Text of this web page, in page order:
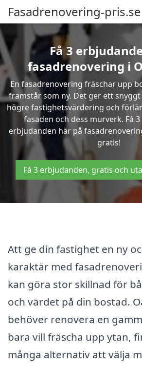
Fasadrenovering-pris.se
Få 3
fasadrenovering i
En fasadrenovering fräschar upp
framstår som ny. Det ger ett
högre fastighetsvärdering och
fasaden och dess murverk. Få
erbjudanden här på
gratis!
Få 3 erbjudanden, gratis och
Att ge din fastighet en ny
karaktär med
kan göra stor skillnad för
och värdet på din bostad.
behöver renovera en
bara vill fräscha upp ytan,
många alternativ att välja